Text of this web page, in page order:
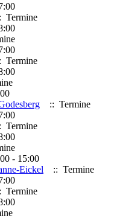
Termine
Termine
:: Termine
Termine
- 15:00
Eickel
:: Termine
Termine